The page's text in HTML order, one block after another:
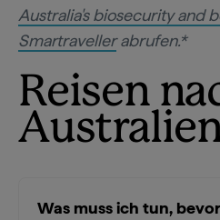
Australia's biosecurity and
Smartravellerabrufen.*
Reisen
Was muss ich tun,